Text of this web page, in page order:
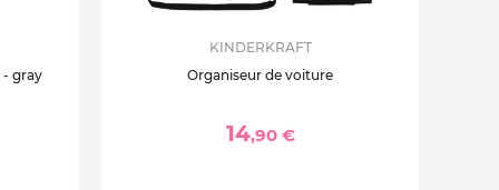
- gray
KINDERKRAFT
Organiseur de voiture
14,90 €